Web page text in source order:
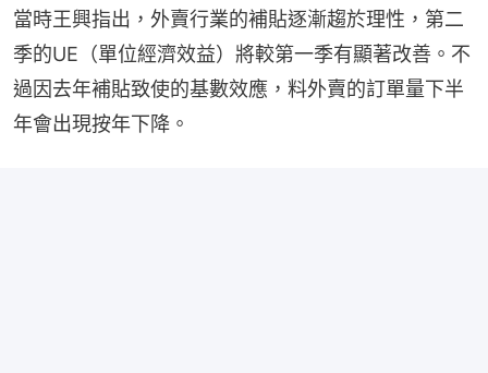
當時王興指出，外賣行業的補貼逐漸趨於理性，第二
季的UE（單位經濟效益）將較第一季有顯著改善。不
過因去年補貼致使的基數效應，料外賣的訂單量下半
年會出現按年下降。